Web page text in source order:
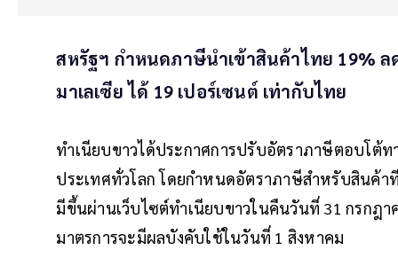
สหรัฐฯ กำหนดภาษีนำเข้าสินค้าไทย 19%
มาเลเซีย ได้ 19 เปอร์เซนต์ เท่ากับไทย
ทำเนียบขาวได้ประกาศการปรับอัตราภาษีตอบโต้
ประเทศทั่วโลก โดยกำหนดอัตราภาษีสำหรับสินค้า
มีขึ้นผ่านเว็บไซต์ทำเนียบขาวในคืนวันที่ 31 กรกฎา
มาตรการจะมีผลบังคับใช้ในวันที่ 1 สิงหาคม